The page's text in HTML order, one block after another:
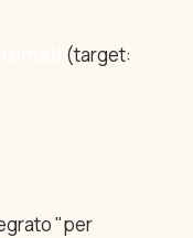
(target:
"per